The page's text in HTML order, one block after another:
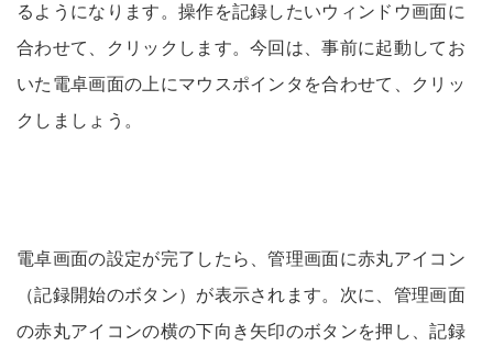
るようになります。操作を記録したいウィンドウ画面に
合わせて、クリックします。今回は、事前に起動してお
いた電卓画面の上にマウスポインタを合わせて、クリッ
クしましょう。
電卓画面の設定が完了したら、管理画面に赤丸アイコン
（記録開始のボタン）が表示されます。次に、管理画面
の赤丸アイコンの横の下向き矢印のボタンを押し、記録